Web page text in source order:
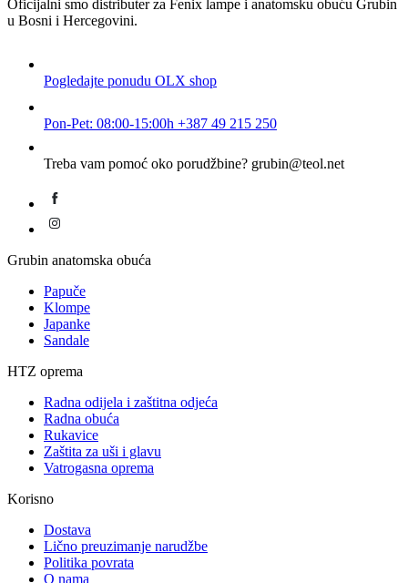
Oficijalni smo distributer za Fenix lampe i anatomsku obuću Grubin
u Bosni i Hercegovini.
Pogledajte ponudu OLX shop
Pon-Pet: 08:00-15:00h +387 49 215 250
Treba vam pomoć oko porudžbine? grubin@teol.net
Grubin anatomska obuća
Papuče
Klompe
Japanke
Sandale
HTZ oprema
Radna odijela i zaštitna odjeća
Radna obuća
Rukavice
Zaštita za uši i glavu
Vatrogasna oprema
Korisno
Dostava
Lično preuzimanje narudžbe
Politika povrata
O nama